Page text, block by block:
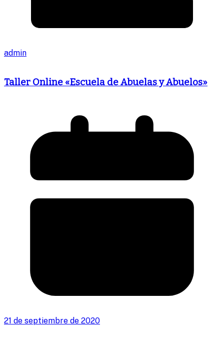
admin
Taller Online «Escuela de Abuelas y Abuelos»
21 de septiembre de 2020